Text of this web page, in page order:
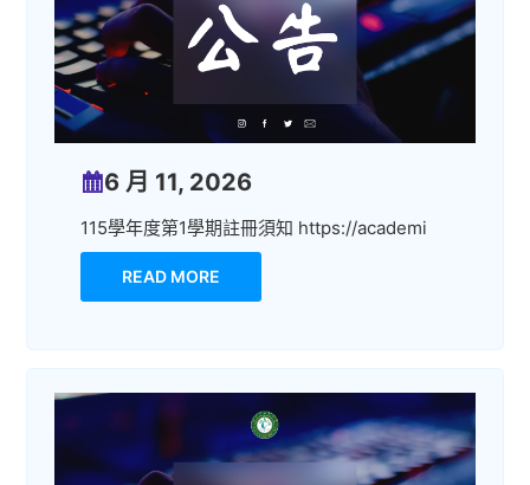
6 月 11, 2026
115學年度第1學期註冊須知 https://academi
READ MORE